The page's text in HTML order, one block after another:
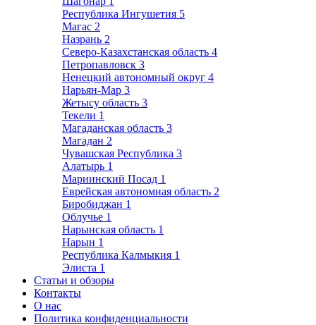
Республика Ингушетия 5
Магас 2
Назрань 2
Северо-Казахстанская область 4
Петропавловск 3
Ненецкий автономный округ 4
Нарьян-Мар 3
Жетысу область 3
Текели 1
Магаданская область 3
Магадан 2
Чувашская Республика 3
Алатырь 1
Мариинский Посад 1
Еврейская автономная область 2
Биробиджан 1
Облучье 1
Нарынская область 1
Нарын 1
Республика Калмыкия 1
Элиста 1
Статьи и обзоры
Контакты
О нас
Политика конфиденциальности